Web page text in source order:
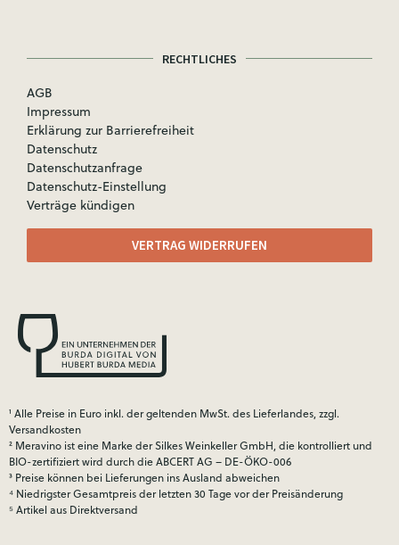
RECHTLICHES
AGB
Impressum
Erklärung zur Barrierefreiheit
Datenschutz
Datenschutzanfrage
Datenschutz-Einstellung
Verträge kündigen
VERTRAG WIDERRUFEN
¹ Alle Preise in Euro inkl. der geltenden MwSt. des Lieferlandes, zzgl.
Versandkosten
² Meravino ist eine Marke der Silkes Weinkeller GmbH, die kontrolliert und
BIO-zertifiziert wird durch die ABCERT AG – DE-ÖKO-006
³ Preise können bei Lieferungen ins Ausland abweichen
⁴ Niedrigster Gesamtpreis der letzten 30 Tage vor der Preisänderung
⁵ Artikel aus Direktversand